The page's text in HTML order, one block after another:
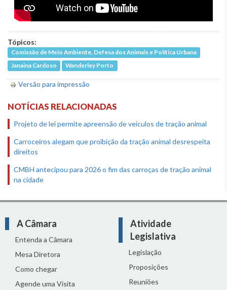
Tópicos:
Comissão de Meio Ambiente, Defesa dos Animais e Política Urbana
Janaina Cardoso
Wanderley Porto
Versão para impressão
NOTÍCIAS RELACIONADAS
Projeto de lei permite apreensão de veículos de tração animal
Carroceiros alegam que proibição da tração animal desrespeita
direitos
CMBH antecipou para 2026 o fim das carroças de tração animal
na cidade
A Câmara
Entenda a Câmara
Mesa Diretora
Como chegar
Agende uma Visita
Atividade
Legislativa
Legislação
Proposições
Reuniões